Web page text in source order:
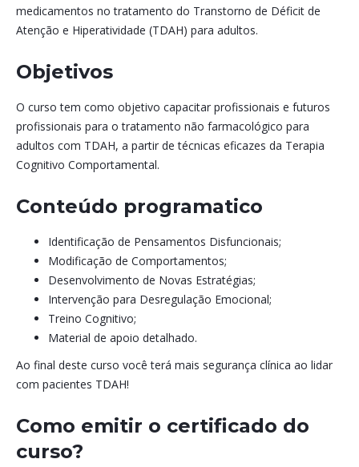
medicamentos no tratamento do Transtorno de Déficit de
Atenção e Hiperatividade (TDAH) para adultos.
Objetivos
O curso tem como objetivo capacitar profissionais e futuros
profissionais para o tratamento não farmacológico para
adultos com TDAH, a partir de técnicas eficazes da Terapia
Cognitivo Comportamental.
Conteúdo programatico
Identificação de Pensamentos Disfuncionais;
Modificação de Comportamentos;
Desenvolvimento de Novas Estratégias;
Intervenção para Desregulação Emocional;
Treino Cognitivo;
Material de apoio detalhado.
Ao final deste curso você terá mais segurança clínica ao lidar
com pacientes TDAH!
Como emitir o certificado do
curso?